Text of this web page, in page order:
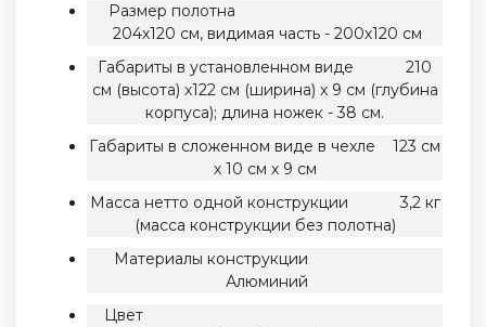
Размер полотна
204х120 см, видимая часть - 200х120 см
Габариты в установленном виде 210
см (высота) х122 см (ширина) х 9 см (глубина
корпуса); длина ножек - 38 см.
Габариты в сложенном виде в чехле 123 см
х 10 см х 9 см
Масса нетто одной конструкции 3,2 кг
(масса конструкции без полотна)
Материалы конструкции
Алюминий
Цвет